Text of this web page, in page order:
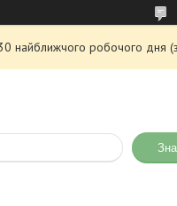
найближчого робочого дня